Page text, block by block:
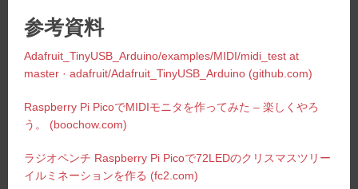
参考資料
Adafruit_TinyUSB_Arduino/examples/MIDI/midi_test at
master · adafruit/Adafruit_TinyUSB_Arduino (github.com)
Raspberry Pi PicoでMIDIモニタを作ってみた – 楽しくやろ
う。 (boochow.com)
ラジオペンチ Raspberry Pi Picoで72LEDのクリスマスツリー
イルミネーションを作る (fc2.com)